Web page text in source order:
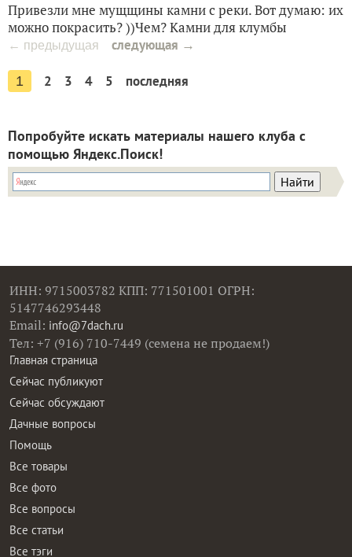
Привезли мне мущщины камни с реки. Вот думаю: их
можно покрасить? ))Чем? Камни для клумбы
← предыдущая следующая →
1 2 3 4 5 последняя
Попробуйте искать материалы нашего клуба с
помощью Яндекс.Поиск!
ИНН: 9715003782 КПП: 771501001 ОГРН:
5147746293448
Email: info@7dach.ru
Тел: +7 (916) 710-7449 (семена не продаем!)
Главная страница
Сейчас публикуют
Сейчас обсуждают
Дачные вопросы
Помощь
Все товары
Все фото
Все вопросы
Все статьи
Все тэги